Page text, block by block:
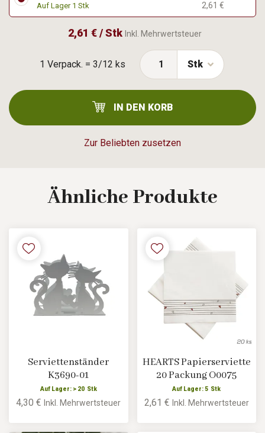
1 Verpack. = 3/12 ks
Zur Beliebten zusetzen
Auf Lager 1 Stk 2,61 €
2,61 € / Stk Inkl. Mehrwertsteuer
Stk
IN DEN KORB
Ähnliche Produkte
Serviettenständer
K3690-01
Auf Lager: > 20 Stk
4,30 €Inkl. Mehrwertsteuer
HEARTS Papierserviette
20 Packung O0075
Auf Lager: 5 Stk
2,61 € Inkl. Mehrwertsteuer